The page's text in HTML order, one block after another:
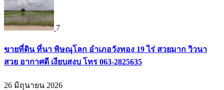
7
ขายที่ดิน ที่นา พิษณุโลก อำเภอวังทอง 19 ไร่ สวยมาก วิวนา
สวย อากาศดี เงียบสงบ โทร 063-2825635
26 มิถุนายน 2026